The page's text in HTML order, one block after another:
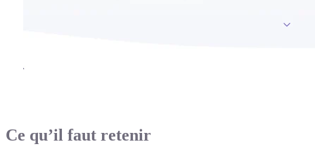
Ce qu’il faut retenir